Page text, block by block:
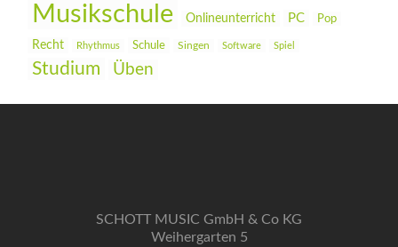
Musikschule Onlineunterricht PC Pop
Recht Rhythmus Schule Singen Software Spiel
Studium Üben
SCHOTT MUSIC GmbH & Co KG
Weihergarten 5